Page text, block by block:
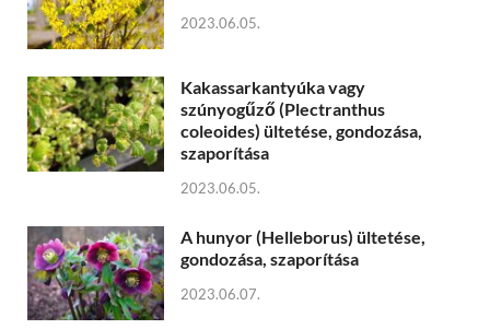
2023.06.05.
Kakassarkantyúka vagy
szúnyogűző (Plectranthus
coleoides) ültetése, gondozása,
szaporítása
2023.06.05.
A hunyor (Helleborus) ültetése,
gondozása, szaporítása
2023.06.07.